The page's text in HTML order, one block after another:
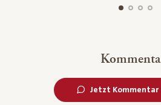
Jetzt Kommentar